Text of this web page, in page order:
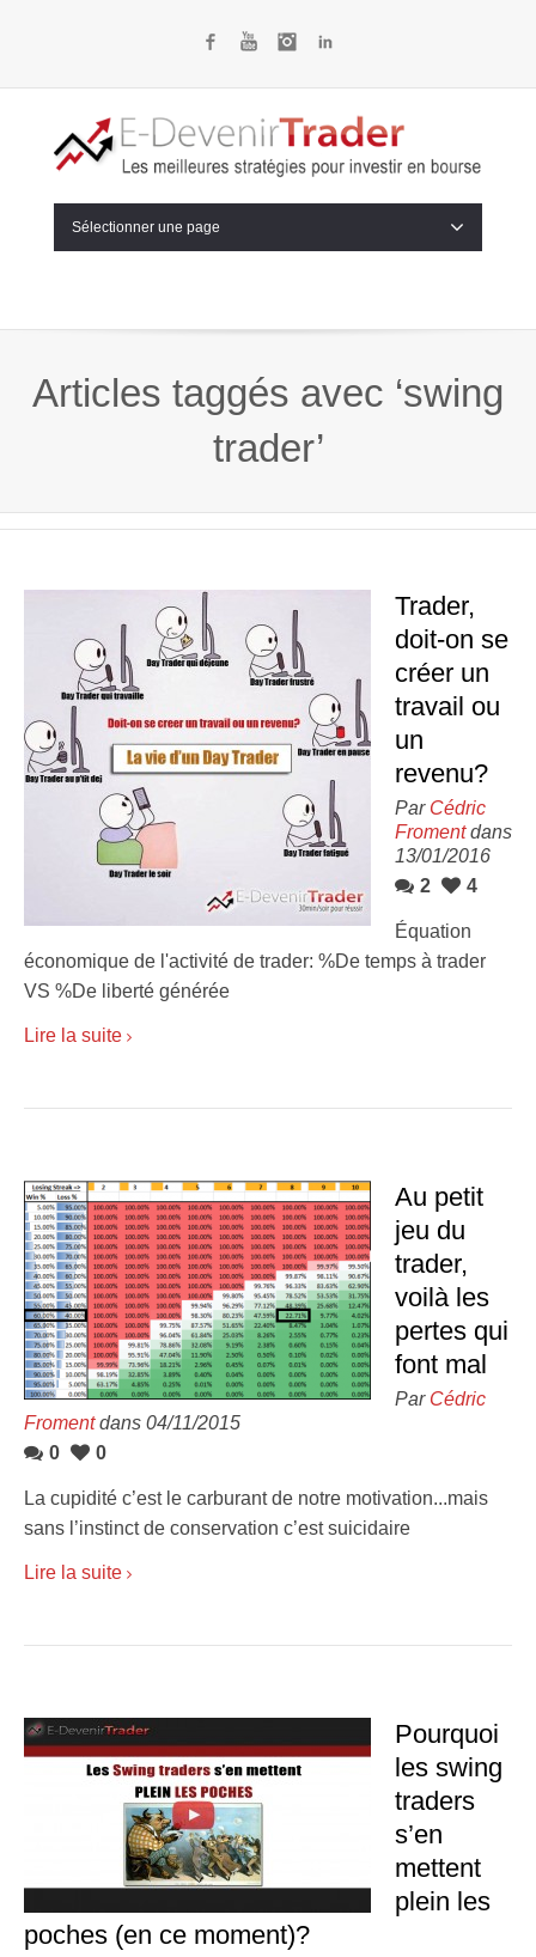
FacebookYouTubeInstagram
Sélectionner une page
Articles taggés avec ‘swing
trader’
Trader,
doit-on se
créer un
travail ou
un
revenu?
Par Cédric
Fromentdans
13/01/2016
2
4
Équation
économique de l'activité de trader: %De temps à trader
VS %De liberté générée
Lire la suite
Au petit
jeu du
trader,
voilà les
pertes qui
font mal
Par Cédric
Fromentdans 04/11/2015
0
0
La cupidité c’est le carburant de notre motivation...mais
sans l’instinct de conservation c’est suicidaire
Lire la suite
Pourquoi
les swing
traders
s’en
mettent
plein les
poches (en ce moment)?